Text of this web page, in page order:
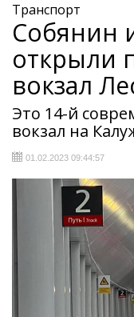
Транспорт
Собянин
открыли
вокзал
Это 14-й
вокзал на
01.02.2023 09:44:57